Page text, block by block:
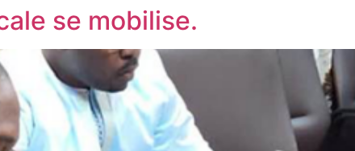
se mobilise.